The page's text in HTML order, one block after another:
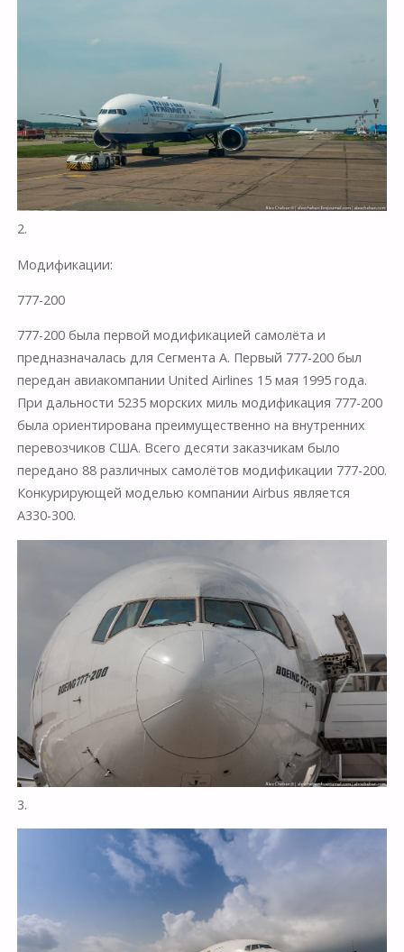
2.
Модификации:
777-200
777-200 была первой модификацией самолёта и
предназначалась для Сегмента А. Первый 777-200 был
передан авиакомпании United Airlines 15 мая 1995 года.
При дальности 5235 морских миль модификация 777-200
была ориентирована преимущественно на внутренних
перевозчиков США. Всего десяти заказчикам было
передано 88 различных самолётов модификации 777-200.
Конкурирующей моделью компании Airbus является
A330-300.
3.